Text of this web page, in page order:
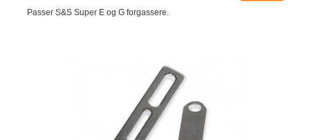
Passer S&S Super E og G forgassere.